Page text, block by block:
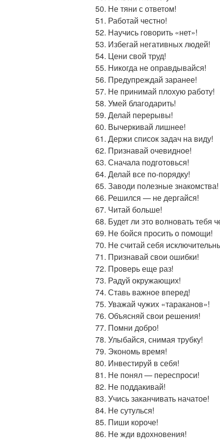
Не тяни с ответом!
Работай честно!
Научись говорить «нет»!
Избегай негативных людей!
Цени свой труд!
Никогда не оправдывайся!
Предупреждай заранее!
Не принимай плохую работу!
Умей благодарить!
Делай перерывы!
Вычеркивай лишнее!
Держи список задач на виду!
Признавай очевидное!
Сначала подготовься!
Делай все по-порядку!
Заводи полезные знакомства!
Решился — не дергайся!
Читай больше!
Будет ли это волновать тебя
Не бойся просить о помощи!
Не считай себя
Признавай свои ошибки!
Проверь еще раз!
Радуй окружающих!
Ставь важное вперед!
Уважай чужих «тараканов»!
Объясняй свои решения!
Помни добро!
Улыбайся, снимая трубку!
Экономь время!
Инвестируй в себя!
Не понял — переспроси!
Не поддакивай!
Учись заканчивать начатое!
Не сутулься!
Пиши короче!
Не жди вдохновения!